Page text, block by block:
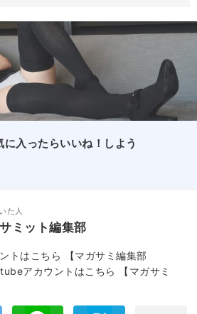
に入ったらいいね！しよう
た人
ミット編集部
トはこちら
【マガサミ編集部
アカウントはこちら
【マガサミ